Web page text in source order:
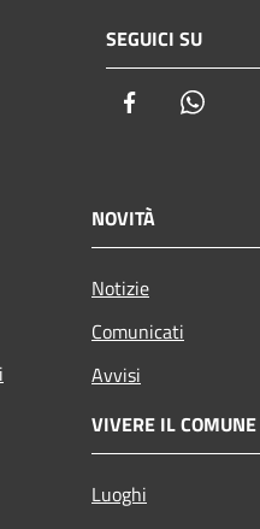
SEGUICI SU
Facebook
NOVITÀ
Notizie
Comunicati
Avvisi
VIVERE IL COMUNE
Luoghi